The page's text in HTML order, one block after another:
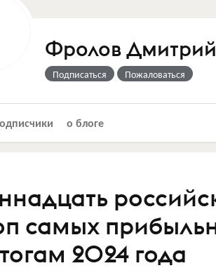
Фролов Дмитрий
Подписаться Пожаловаться
о блоге
самых
2024 года